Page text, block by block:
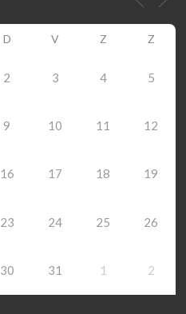
D V Z Z
2 3 4 5
9 10 11 12
16 17 18 19
23 24 25 26
30 31 1 2